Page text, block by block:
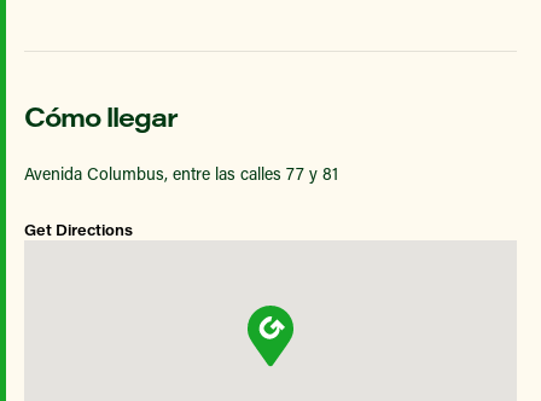
Cómo llegar
Avenida Columbus, entre las calles 77 y 81
Get Directions